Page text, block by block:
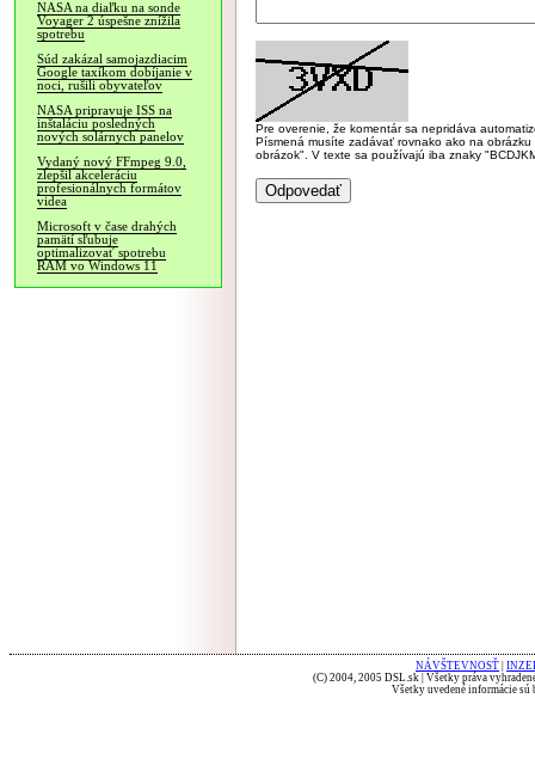
NASA na diaľku na sonde
Voyager 2 úspešne znížila
spotrebu
Súd zakázal samojazdiacim
Google taxíkom dobíjanie v
noci, rušili obyvateľov
NASA pripravuje ISS na
inštaláciu posledných
nových solárnych panelov
Vydaný nový FFmpeg 9.0,
zlepšil akceleráciu
profesionálnych formátov
videa
Microsoft v čase drahých
pamätí sľubuje
optimalizovať spotrebu
RAM vo Windows 11
Pre overenie, že komentár sa nepridáva
Písmená musíte zadávať rovnako ako na
obrázok". V texte sa používajú iba znaky
NÁVŠTEVNOSŤ
(C) 2004, 2005 DSL.sk | Všetky práva
Všetky uvedené informácie sú